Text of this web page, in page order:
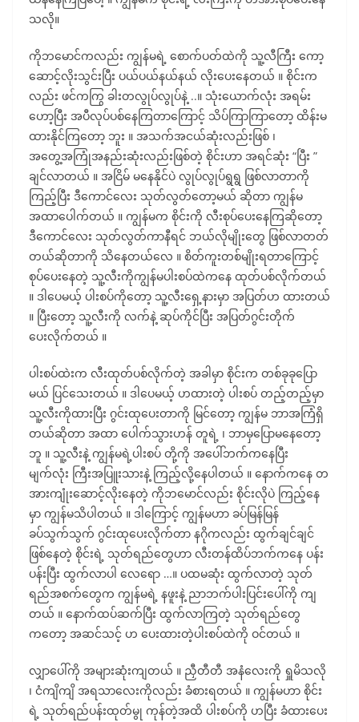
သလို။
ကိုဘမောင်ကလည်း ကျွန်မရဲ့ စောက်ပတ်ထဲကို သူ့လီကြီး ကော့
ဆောင့်လိုးသွင်းပြီး ပယ်ပယ်နယ်နယ် လိုးပေးနေတယ် ။ စိုင်းက
လည်း ဖင်ကကြွ ခါးတလွုပ်လွုပ်နဲ့ ..။ သုံးယောက်လုံး အရမ်း
ဟော့ပြီး အပီလုပ်ပစ်နေကြတာကြောင့် သိပ်ကြာကြာတော့ ထိန်းမ
ထားနိုင်ကြတော့ ဘူး ။ အသက်အငယ်ဆုံးလည်းဖြစ် ၊
အတွေ့အကြုံအနည်းဆုံးလည်းဖြစ်တဲ့ စိုင်းဟာ အရင်ဆုံး “ပြီး ”
ချင်လာတယ် ။ အငြိမ် မနေနိုင်ပဲ လွုပ်လွုပ်ရွရွ ဖြစ်လာတာကို
ကြည့်ပြီး ဒီကောင်လေး သုတ်လွတ်တော့မယ် ဆိုတာ ကျွန်မ
အထာပေါက်တယ် ။ ကျွန်မက စိုင်းကို လီးစုပ်ပေးနေကြဆိုတော့
ဒီကောင်လေး သုတ်လွတ်ကာနီရင် ဘယ်လိုမျိုးတွေ ဖြစ်လာတတ်
တယ်ဆိုတာကို သိနေတယ်လေ ။ စိတ်ကူးတစ်မျိုးရတာကြောင့်
စုပ်ပေးနေတဲ့ သူ့လီးကိုကျွန်မပါးစပ်ထဲကနေ ထုတ်ပစ်လိုက်တယ်
။ ဒါပေမယ့် ပါးစပ်ကိုတော့ သူ့လီးရှေ့နားမှာ အပြတ်ဟ ထားတယ်
။ ပြီးတော့ သူ့လီးကို လက်နဲ့ ဆုပ်ကိုင်ပြီး အပြတ်ဂွင်းတိုက်
ပေးလိုက်တယ် ။
ပါးစပ်ထဲးက လီးထုတ်ပစ်လိုက်တဲ့ အခါမှာ စိုင်းက တစ်ခုခုပြော
မယ် ပြင်သေးတယ် ။ ဒါပေမယ့် ဟထားတဲ့ ပါးစပ် တည့်တည့်မှာ
သူ့လီးကိုထားပြီး ဂွင်းထုပေးတာကို မြင်တော့ ကျွန်မ ဘာအကြံရှိ
တယ်ဆိုတာ အထာ ပေါက်သွားဟန် တူရဲ့ ၊ ဘာမှပြောမနေတော့
ဘူ ။ သူ့လီးနဲ့ ကျွန်မရဲ့ပါးစပ် တို့ကို အပေါ်ဘက်ကနေပြီး
မျက်လုံး ကြီးအပြူးသားနဲ့ ကြည့်လို့နေပါတယ် ။ နောက်ကနေ တ
အားကျုံးဆောင့်လိုးနေတဲ့ ကိုဘမောင်လည်း စိုင်းလိုပဲ ကြည့်နေ
မှာ ကျွန်မသိပါတယ် ။ ဒါကြောင့် ကျွန်မဟာ ခပ်မြန်မြန်
ခပ်သွက်သွက် ဂွင်းထုပေးလိုက်တာ နဂိုကလည်း ထွက်ချင်ချင်
ဖြစ်နေတဲ့ စိုင်းရဲ့ သုတ်ရည်တွေဟာ လီးတန်ထိပ်ဘက်ကနေ ပန်း
ပန်းပြီး ထွက်လာပါ လေရော …။ ပထမဆုံး ထွက်လာတဲ့ သုတ်
ရည်အစက်တွေက ကျွန်မရဲ့ နဖူးနဲ့ ညာဘက်ပါးပြင်းပေါ်ကို ကျ
တယ် ။ နောက်ထပ်ဆက်ပြီး ထွက်လာကြတဲ့ သုတ်ရည်တွေ
ကတော့ အဆင်သင့် ဟ ပေးထားတဲ့ပါးစပ်ထဲကို ဝင်တယ် ။
လျှာပေါ်ကို အများဆုံးကျတယ် ။ ညှီတီတီ အနံလေးကို ရှူမိသလို
၊ ငံကျိကျိ အရသာလေးကိုလည်း ခံစားရတယ် ။ ကျွန်မဟာ စိုင်း
ရဲ့ သုတ်ရည်ပန်းထုတ်မွု ကုန်တဲ့အထိ ပါးစပ်ကို ဟပြီး ခံထားပေး